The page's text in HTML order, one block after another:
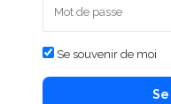
Se souvenir de moi